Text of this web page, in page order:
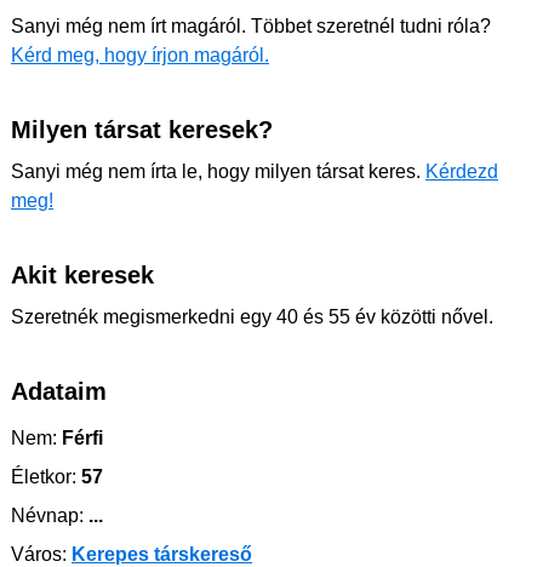
Sanyi még nem írt magáról. Többet szeretnél tudni róla?
Kérd meg, hogy írjon magáról.
Milyen társat keresek?
Sanyi még nem írta le, hogy milyen társat keres. Kérdezd
meg!
Akit keresek
Szeretnék megismerkedni egy 40 és 55 év közötti nővel.
Adataim
Nem: Férfi
Életkor: 57
Névnap: ...
Város: Kerepes társkereső